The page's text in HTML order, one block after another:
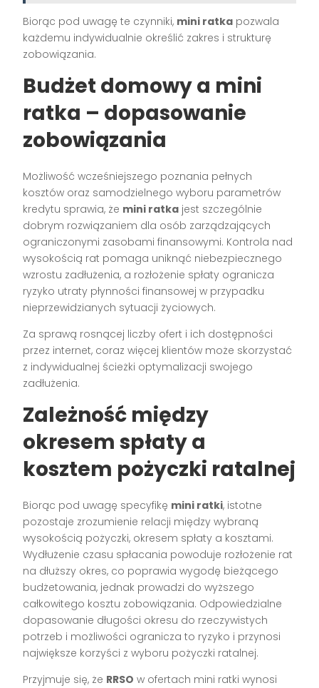
Biorąc pod uwagę te czynniki, mini ratka pozwala
każdemu indywidualnie określić zakres i strukturę
zobowiązania.
Budżet domowy a mini
ratka – dopasowanie
zobowiązania
Możliwość wcześniejszego poznania pełnych
kosztów oraz samodzielnego wyboru parametrów
kredytu sprawia, że mini ratka jest szczególnie
dobrym rozwiązaniem dla osób zarządzających
ograniczonymi zasobami finansowymi. Kontrola nad
wysokością rat pomaga uniknąć niebezpiecznego
wzrostu zadłużenia, a rozłożenie spłaty ogranicza
ryzyko utraty płynności finansowej w przypadku
nieprzewidzianych sytuacji życiowych.
Za sprawą rosnącej liczby ofert i ich dostępności
przez internet, coraz więcej klientów może skorzystać
z indywidualnej ścieżki optymalizacji swojego
zadłużenia.
Zależność między
okresem spłaty a
kosztem pożyczki ratalnej
Biorąc pod uwagę specyfikę mini ratki, istotne
pozostaje zrozumienie relacji między wybraną
wysokością pożyczki, okresem spłaty a kosztami.
Wydłużenie czasu spłacania powoduje rozłożenie rat
na dłuższy okres, co poprawia wygodę bieżącego
budżetowania, jednak prowadzi do wyższego
całkowitego kosztu zobowiązania. Odpowiedzialne
dopasowanie długości okresu do rzeczywistych
potrzeb i możliwości ogranicza to ryzyko i przynosi
największe korzyści z wyboru pożyczki ratalnej.
Przyjmuje się, że RRSO w ofertach mini ratki wynosi